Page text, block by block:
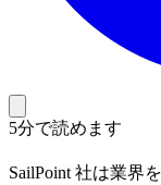
5分で読めます
SailPoint 社は業界